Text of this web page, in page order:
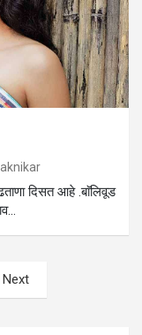
दिसत आहे .बाॅलिवूड
Next